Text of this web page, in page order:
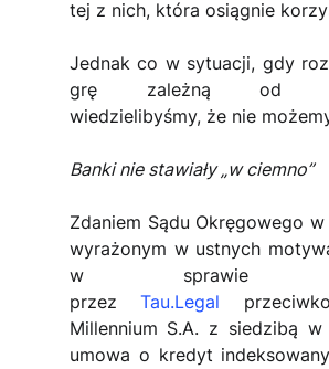
tej z nich, która osiągnie
Jednak co w sytuacji, gdy
grę zależną od
wiedzielibyśmy, że nie
Banki nie stawiały „w ciemno”
Zdaniem Sądu Okręgowego w
wyrażonym w ustnych
w sprawie
przez Tau.Legal
Millennium S.A. z siedzibą w
umowa o kredyt